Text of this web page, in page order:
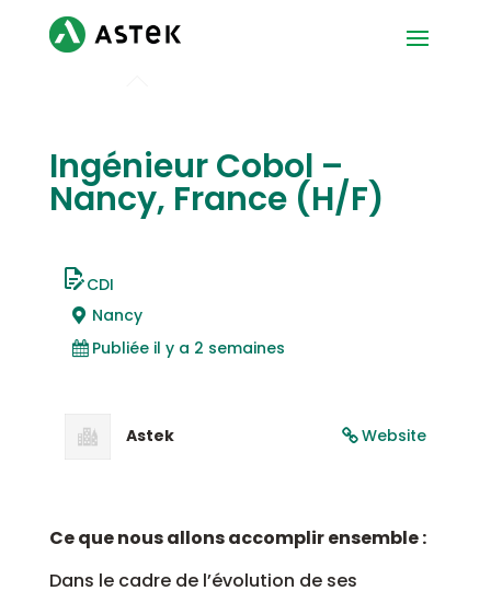
Ingénieur Cobol –
Nancy, France (H/F)
CDI
Nancy
Publiée il y a 2 semaines
Website
Astek
Ce que nous allons accomplir ensemble :
Dans le cadre de l’évolution de ses